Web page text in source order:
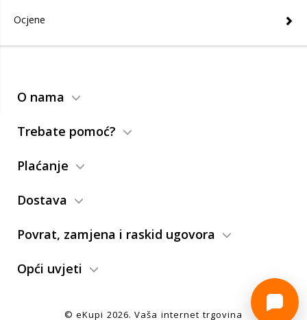
Ocjene
O nama
Trebate pomoć?
Plaćanje
Dostava
Povrat, zamjena i raskid ugovora
Opći uvjeti
© eKupi 2026. Vaša internet trgovina